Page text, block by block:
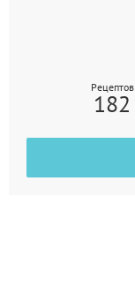
Рецептов
182